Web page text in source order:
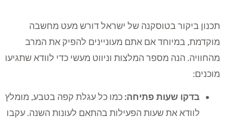
תכנון ביקור בטוסקנה של ישראל דורש מעט מחשבה
מוקדמת, במיוחד אם אתם מעוניינים להפיק את המרב
מהחוויה. הנה מספר המלצות וניווט מעשי כדי לוודא שתגיעו
מוכנים:
בדקו שעות פתיחה:כמו כל עגלת קפה בטבע, מומלץ
לוודא את שעות הפעילות בהתאם לעונות השנה. עקבו